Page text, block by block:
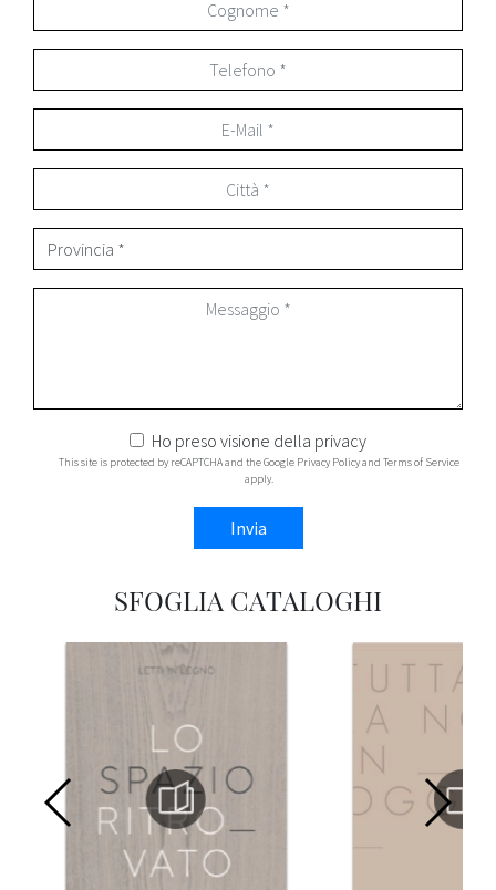
Ho preso visione della privacy
This site is protected by reCAPTCHA and the Google Privacy Policyand Terms of Service
apply.
Invia
SFOGLIA CATALOGHI